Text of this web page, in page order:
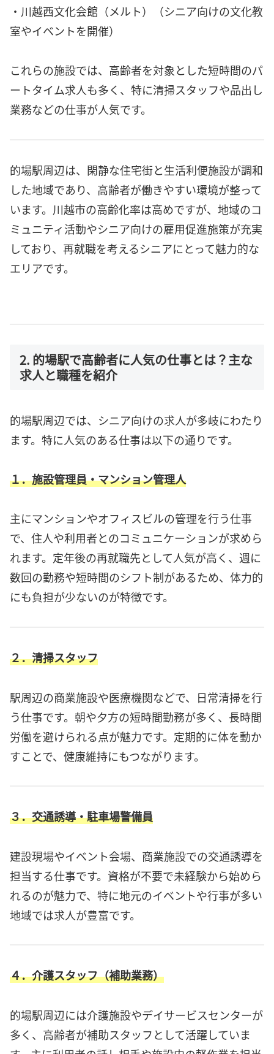
・川越西文化会館（メルト）（シニア向けの文化教
室やイベントを開催）
これらの施設では、高齢者を対象とした短時間のパ
ートタイム求人も多く、特に清掃スタッフや品出し
業務などの仕事が人気です。
的場駅周辺は、閑静な住宅街と生活利便施設が調和
した地域であり、高齢者が働きやすい環境が整って
います。川越市の高齢化率は高めですが、地域のコ
ミュニティ活動やシニア向けの雇用促進施策が充実
しており、再就職を考えるシニアにとって魅力的な
エリアです。
2. 的場駅で高齢者に人気の仕事とは？主な
求人と職種を紹介
的場駅周辺では、シニア向けの求人が多岐にわたり
ます。特に人気のある仕事は以下の通りです。
１．施設管理員・マンション管理人
主にマンションやオフィスビルの管理を行う仕事
で、住人や利用者とのコミュニケーションが求めら
れます。定年後の再就職先として人気が高く、週に
数回の勤務や短時間のシフト制があるため、体力的
にも負担が少ないのが特徴です。
２．清掃スタッフ
駅周辺の商業施設や医療機関などで、日常清掃を行
う仕事です。朝や夕方の短時間勤務が多く、長時間
労働を避けられる点が魅力です。定期的に体を動か
すことで、健康維持にもつながります。
３．交通誘導・駐車場警備員
建設現場やイベント会場、商業施設での交通誘導を
担当する仕事です。資格が不要で未経験から始めら
れるのが魅力で、特に地元のイベントや行事が多い
地域では求人が豊富です。
４．介護スタッフ（補助業務）
的場駅周辺には介護施設やデイサービスセンターが
多く、高齢者が補助スタッフとして活躍していま